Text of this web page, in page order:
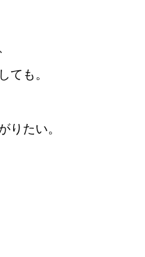
ても。
りたい。